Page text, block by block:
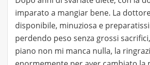
imparato a mangiar bene. La
disponibile, minuziosa e
perdendo peso senza grossi
piano non mi manca nulla, la